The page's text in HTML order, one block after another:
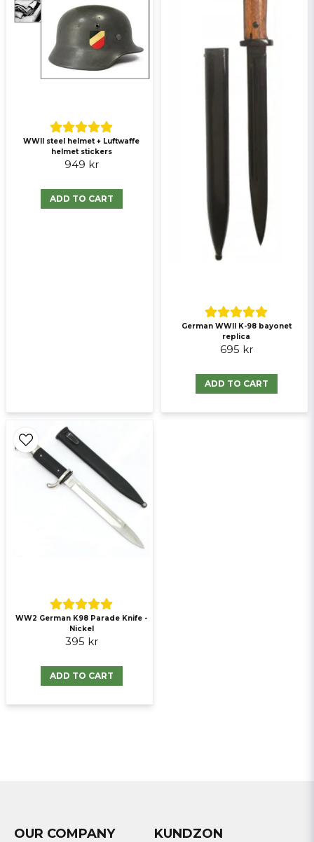
WWII steel helmet + Luftwaffe
helmet stickers
949 kr
ADD TO CART
German WWII K-98 bayonet
replica
695 kr
ADD TO CART
WW2 German K98 Parade Knife -
Nickel
395 kr
ADD TO CART
OUR COMPANY KUNDZON